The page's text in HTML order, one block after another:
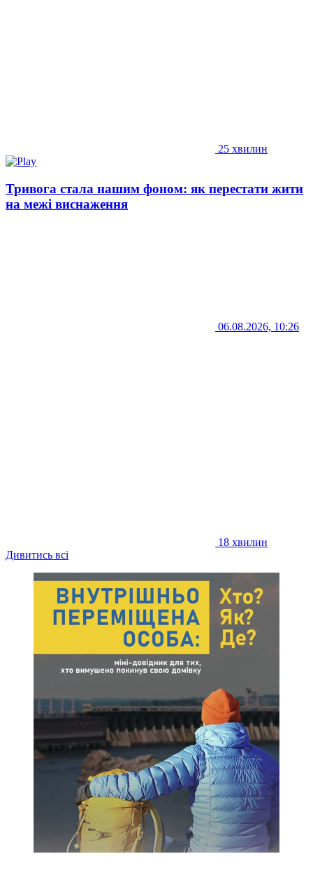
25 хвилин
Тривога стала нашим фоном: як перестати жити
на межі виснаження
06.08.2026, 10:26
18 хвилин
Дивитись всі